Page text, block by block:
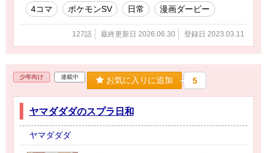
4コマ ポケモンSV 日常 漫画ダービー
127話 最終更新日 2026.06.30 登録日 2023.03.11
少年向け 連載中 お気に入りに追加 5
ヤマダダダのスプラ日和
ヤマダダダ